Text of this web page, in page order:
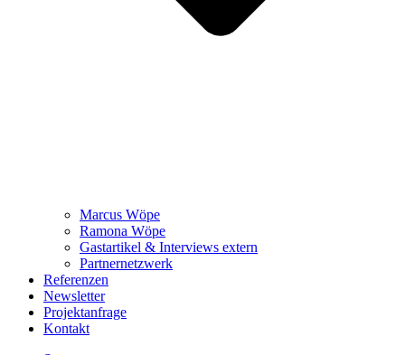
Marcus Wöpe
Ramona Wöpe
Gastartikel & Interviews extern
Partnernetzwerk
Referenzen
Newsletter
Projektanfrage
Kontakt